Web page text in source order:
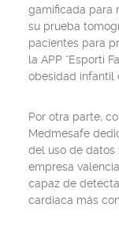
gamificada para
su prueba
pacientes para
la APP “Esporti
obesidad infantil
Por otra parte,
Medmesafe
del uso de datos
empresa
capaz de
cardiaca más